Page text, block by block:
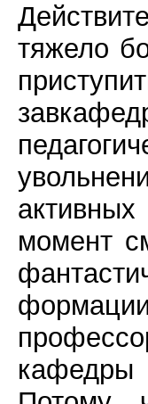
тяжело
момент
кафедры